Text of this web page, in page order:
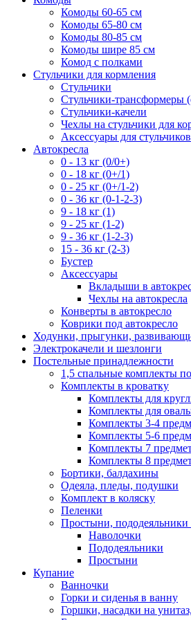
Комоды 60-65 см
Комоды 65-80 см
Комоды 80-85 см
Комоды шире 85 см
Комод с полками
Стульчики для кормления
Стульчики
Стульчики-трансформеры
Стульчики-качели
Чехлы на стульчики для
Аксессуары для стульчиков
Автокресла
0 - 13 кг (0/0+)
0 - 18 кг (0+/1)
0 - 25 кг (0+/1-2)
0 - 36 кг (0-1-2-3)
9 - 18 кг (1)
9 - 25 кг (1-2)
9 - 36 кг (1-2-3)
15 - 36 кг (2-3)
Бустер
Аксессуары
Вкладыши в
Чехлы на автокресла
Конверты в автокресло
Коврики под автокресло
Ходунки, прыгунки,
Электрокачели и шезлонги
Постельные принадлежности
1,5 спальные комплекты
Комплекты в кроватку
Комплекты для
Комплекты для
Комплекты 3-4
Комплекты 5-6
Комплекты 7
Комплекты 8
Бортики, балдахины
Одеяла, пледы, подушки
Комплект в коляску
Пеленки
Простыни, пододеяльники
Наволочки
Пододеяльники
Простыни
Купание
Ванночки
Горки и сиденья в ванну
Горшки, насадки на